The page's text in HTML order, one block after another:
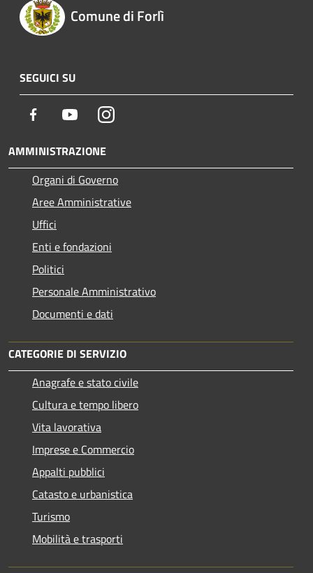
Comune di Forlì
SEGUICI SU
Facebook YoutubeInstagram
AMMINISTRAZIONE
Organi di Governo
Aree Amministrative
Uffici
Enti e fondazioni
Politici
Personale Amministrativo
Documenti e dati
CATEGORIE DI SERVIZIO
Anagrafe e stato civile
Cultura e tempo libero
Vita lavorativa
Imprese e Commercio
Appalti pubblici
Catasto e urbanistica
Turismo
Mobilità e trasporti